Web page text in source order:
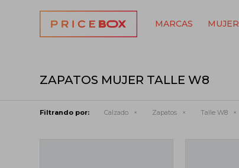
MARCAS MUJER
ZAPATOS MUJER TALLE W8
Filtrando por: Calzado Zapatos Talle W8